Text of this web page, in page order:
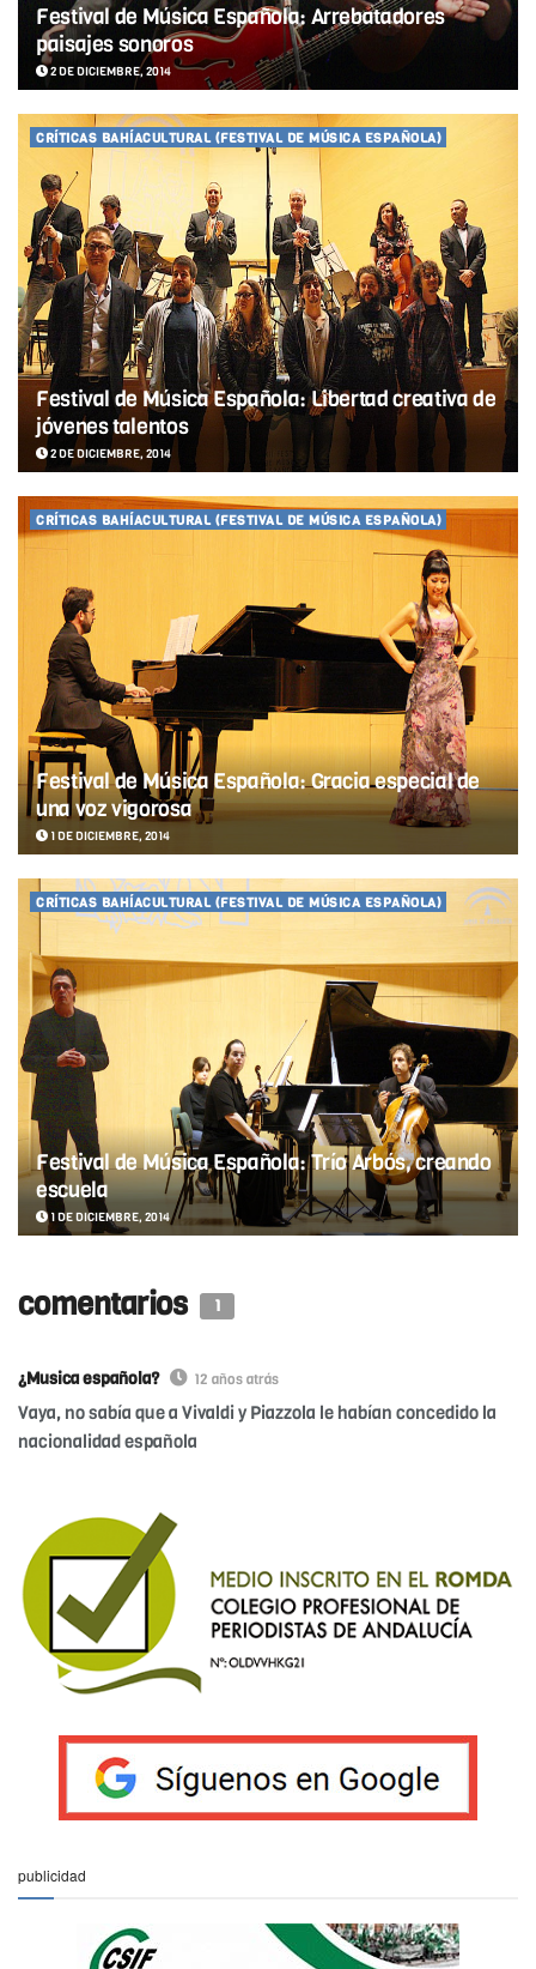
Festival de Música Española: Arrebatadores
paisajes sonoros
2 DE DICIEMBRE, 2014
CRÍTICAS BAHÍACULTURAL (FESTIVAL DE MÚSICA ESPAÑOLA)
Festival de Música Española: Libertad creativa de
jóvenes talentos
2 DE DICIEMBRE, 2014
CRÍTICAS BAHÍACULTURAL (FESTIVAL DE MÚSICA ESPAÑOLA)
Festival de Música Española: Gracia especial de
una voz vigorosa
1 DE DICIEMBRE, 2014
CRÍTICAS BAHÍACULTURAL (FESTIVAL DE MÚSICA ESPAÑOLA)
Festival de Música Española: Trío Arbós, creando
escuela
1 DE DICIEMBRE, 2014
comentarios 1
¿Musica española? 12 años atrás
Vaya, no sabía que a Vivaldi y Piazzola le habían concedido la
nacionalidad española
publicidad